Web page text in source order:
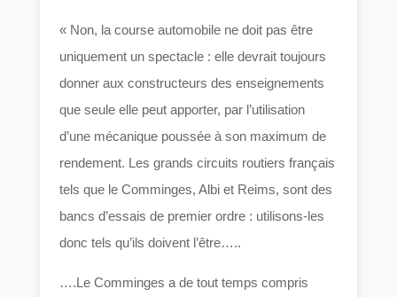
« Non, la course automobile ne doit pas être
uniquement un spectacle : elle devrait toujours
donner aux constructeurs des enseignements
que seule elle peut apporter, par l’utilisation
d’une mécanique poussée à son maximum de
rendement. Les grands circuits routiers français
tels que le Comminges, Albi et Reims, sont des
bancs d’essais de premier ordre : utilisons-les
donc tels qu’ils doivent l’être…..
….Le Comminges a de tout temps compris